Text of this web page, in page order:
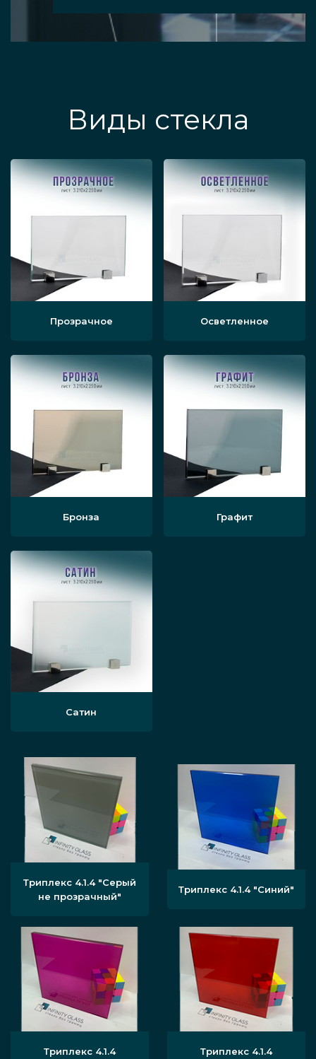
Виды стекла
Прозрачное Осветленное
Бронза Графит
Сатин
Триплекс 4.1.4 "Серый
не прозрачный"
Триплекс 4.1.4 "Синий"
Триплекс 4.1.4
Триплекс 4.1.4